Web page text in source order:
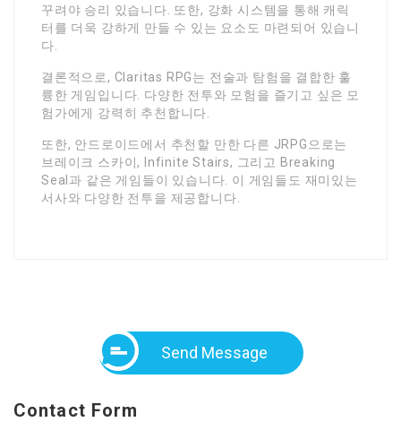
꾸려야 승리 있습니다. 또한, 강화 시스템을 통해 캐릭
터를 더욱 강하게 만들 수 있는 요소도 마련되어 있습니
다.
결론적으로, Claritas RPG는 전술과 탐험을 결합한 훌
륭한 게임입니다. 다양한 전투와 모험을 즐기고 싶은 모
험가에게 강력히 추천합니다.
또한, 안드로이드에서 추천할 만한 다른 JRPG으로는
브레이크 스카이, Infinite Stairs, 그리고 Breaking
Seal과 같은 게임들이 있습니다. 이 게임들도 재미있는
서사와 다양한 전투을 제공합니다.
Send Message
Contact Form